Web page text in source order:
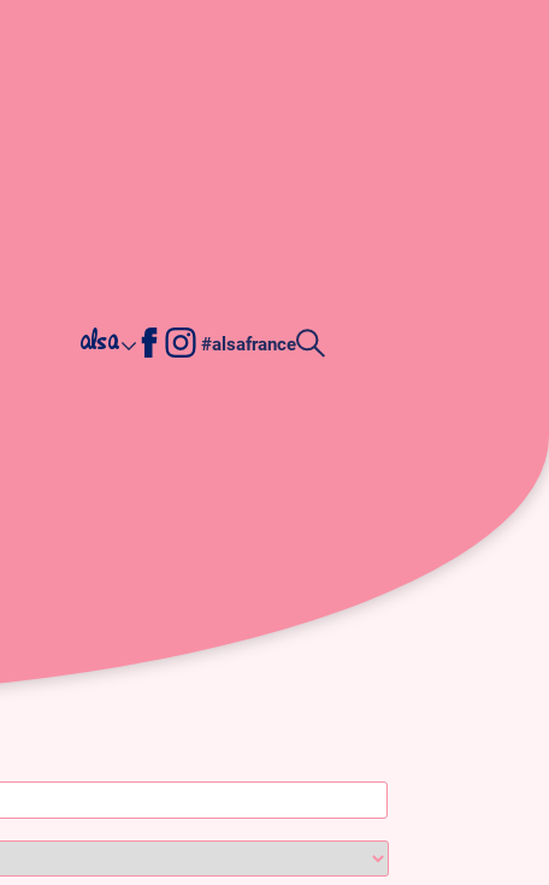
alsa #alsafrance